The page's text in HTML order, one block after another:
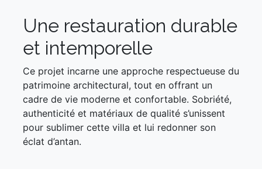
Une restauration durable
et intemporelle
Ce projet incarne une approche respectueuse du
patrimoine architectural, tout en offrant un
cadre de vie moderne et confortable. Sobriété,
authenticité et matériaux de qualité s’unissent
pour sublimer cette villa et lui redonner son
éclat d’antan.